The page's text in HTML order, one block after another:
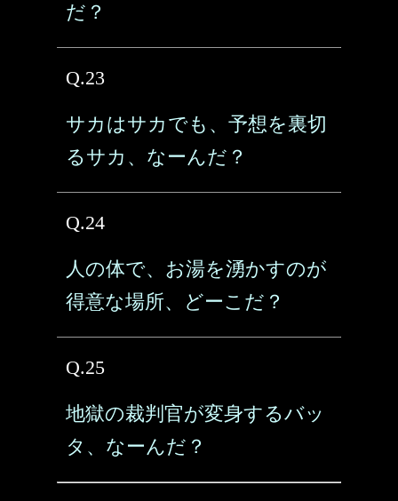
だ？
Q.23
サカはサカでも、予想を裏切
るサカ、なーんだ？
Q.24
人の体で、お湯を湧かすのが
得意な場所、どーこだ？
Q.25
地獄の裁判官が変身するバッ
タ、なーんだ？